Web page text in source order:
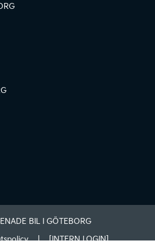
BIL I GÖTEBORG
| [INTERN LOGIN]